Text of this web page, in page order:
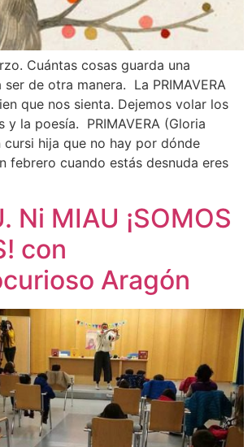
Cuántas cosas guarda una
de otra manera. La PRIMAVERA
que nos sienta. Dejemos volar los
y la poesía. PRIMAVERA (Gloria
cursi hija que no hay por dónde
febrero cuando estás desnuda eres
Ni MIAU ¡SOMOS
con
Aragón